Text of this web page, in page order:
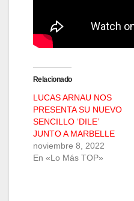
Relacionado
LUCAS ARNAU NOS
PRESENTA SU NUEVO
SENCILLO ‘DILE’
JUNTO A MARBELLE
noviembre 8, 2022
En «Lo Más TOP»